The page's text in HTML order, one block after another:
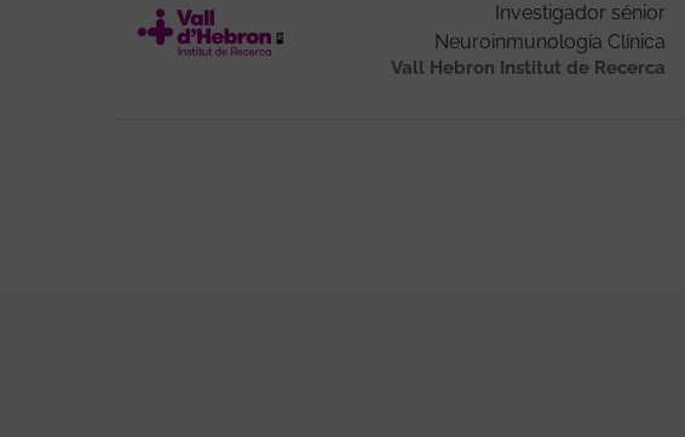
Investigador sénior
Neuroinmunología Clínica
Vall Hebron Institut de Recerca